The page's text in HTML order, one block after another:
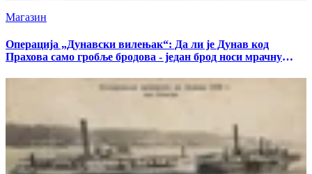
Магазин
Операција „Дунавски вилењак“: Да ли је Дунав код
Прахова само гробље бродова - један брод носи мрачну